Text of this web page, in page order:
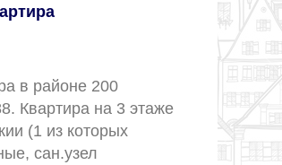
в районе 200
Квартира на 3 этаже
(1 из которых
сан.узел